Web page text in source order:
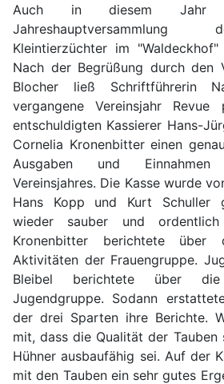
Auch in diesem
Kleintierzüchter im
Nach der Begrüßung durch den
Blocher ließ Schriftführerin
vergangene Vereinsjahr Revue
entschuldigten Kassierer Hans-
Cornelia Kronenbitter einen
Ausgaben und
Vereinsjahres. Die Kasse wurde
Hans Kopp und Kurt Schuller
wieder sauber und
Kronenbitter berichtete über
Aktivitäten der Frauengruppe.
Bleibel berichtete über
Jugendgruppe. Sodann
der drei Sparten ihre Berichte.
mit, dass die Qualität der
Hühner ausbaufähig sei. Auf der
mit den Tauben ein sehr gutes